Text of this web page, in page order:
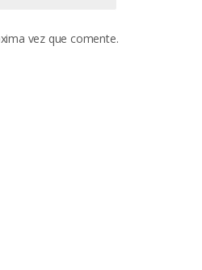
vez que comente.